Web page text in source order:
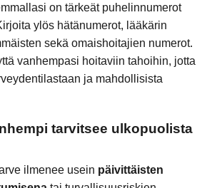
on tärkeät puhelinnumerot
ylös hätänumerot, lääkärin
sekä omaishoitajien numerot.
vanhempasi hoitaviin tahoihin, jotta
ja mahdollisista
tarvitsee ulkopuolista
ilmenee usein päivittäisten